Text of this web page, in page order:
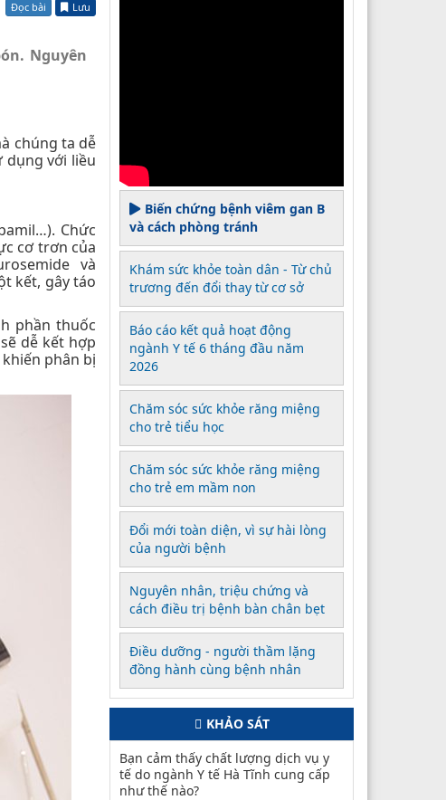
Đọc bài Lưu
Nguyên
chúng ta dễ
dụng với liều
Chức
cơ trơn của
và
kết, gây táo
phần thuốc
dễ kết hợp
phân bị
Biến chứng bệnh viêm gan B
và cách phòng tránh
Khám sức khỏe toàn dân - Từ chủ
trương đến đổi thay từ cơ sở
Báo cáo kết quả hoạt động
ngành Y tế 6 tháng đầu năm
2026
Chăm sóc sức khỏe răng miệng
cho trẻ tiểu học
Chăm sóc sức khỏe răng miệng
cho trẻ em mầm non
Đổi mới toàn diện, vì sự hài lòng
của người bệnh
Nguyên nhân, triệu chứng và
cách điều trị bệnh bàn chân bẹt
Điều dưỡng - người thầm lặng
đồng hành cùng bệnh nhân
KHẢO SÁT
Bạn cảm thấy chất lượng dịch vụ y
tế do ngành Y tế Hà Tĩnh cung cấp
như thế nào?